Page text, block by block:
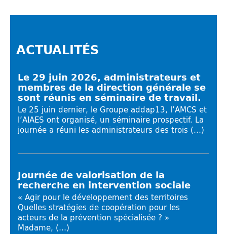
ACTUALITÉS
Le 29 juin 2026, administrateurs et
membres de la direction générale se
sont réunis en séminaire de travail.
Le 25 juin dernier, le Groupe addap13, l’AMCS et
l’AIAES ont organisé, un séminaire prospectif. La
journée a réuni les administrateurs des trois (…)
Journée de valorisation de la
recherche en intervention sociale
« Agir pour le développement des territoires
Quelles stratégies de coopération pour les
acteurs de la prévention spécialisée ? »
Madame, (…)